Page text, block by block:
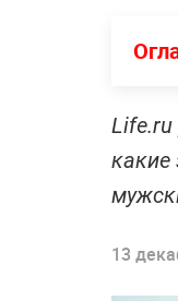
Life.ru
какие
13